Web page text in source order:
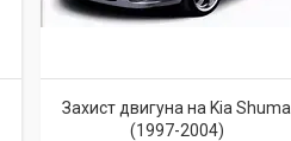
Захист двигуна на Kia Shuma
(1997-2004)